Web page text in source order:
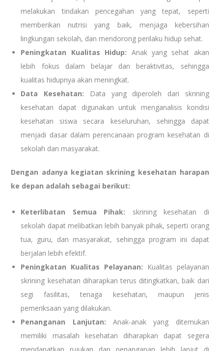
melakukan tindakan pencegahan yang tepat, seperti
memberikan nutrisi yang baik, menjaga kebersihan
lingkungan sekolah, dan mendorong perilaku hidup sehat.
Peningkatan Kualitas Hidup: Anak yang sehat akan
lebih fokus dalam belajar dan beraktivitas, sehingga
kualitas hidupnya akan meningkat.
Data Kesehatan: Data yang diperoleh dari skrining
kesehatan dapat digunakan untuk menganalisis kondisi
kesehatan siswa secara keseluruhan, sehingga dapat
menjadi dasar dalam perencanaan program kesehatan di
sekolah dan masyarakat.
Dengan adanya kegiatan skrining kesehatan harapan
ke depan adalah sebagai berikut:
Keterlibatan Semua Pihak: skrining kesehatan di
sekolah dapat melibatkan lebih banyak pihak, seperti orang
tua, guru, dan masyarakat, sehingga program ini dapat
berjalan lebih efektif.
Peningkatan Kualitas Pelayanan: Kualitas pelayanan
skrining kesehatan diharapkan terus ditingkatkan, baik dari
segi fasilitas, tenaga kesehatan, maupun jenis
pemeriksaan yang dilakukan.
Penanganan Lanjutan: Anak-anak yang ditemukan
memiliki masalah kesehatan diharapkan dapat segera